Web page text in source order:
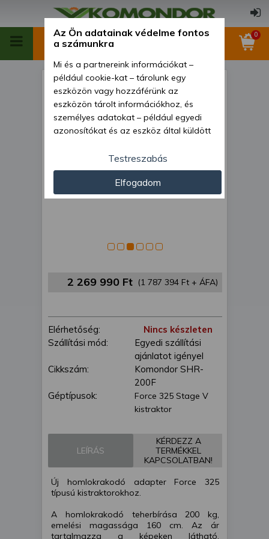
0
Homlokrakodó Force 325
típusú kistraktorokhoz,
Komondor
2 269 990 Ft (1 787 394 Ft + ÁFA)
Elérhetőség:
Nincs készleten
Szállítási mód:
Egyedi szállítási
ajánlatot igényel
Cikkszám:
Komondor SHR-
200F
Géptípusok:
Force 325 Stage V
kistraktor
LEÍRÁS
KÉRDEZZ A
TERMÉKKEL
KAPCSOLATBAN!
Új homlokrakodó adapter Force 325
típusú kistraktorokhoz.
A homlokrakodó teherbírása 200 kg,
emelési magassága 160 cm. Az ár
tartalmazza a képeken látható,
Az Ön adatainak védelme fontos
a számunkra
Mi és a partnereink információkat –
például cookie-kat – tárolunk egy
eszközön vagy hozzáférünk az
eszközön tárolt információkhoz, és
személyes adatokat – például egyedi
azonosítókat és az eszköz által küldött
személyre szabott hirdetések és
tartalom nyújtásához, hirdetés- és
tartalomméréshez, nézettségi adatok
gyűjtéséhez, valamint termékek
módszerrel szerzett pontos geolokációs
is felhasználhatunk. A megfelelő helyre
kattintva hozzájárulhat ahhoz, hogy mi
adatkezelést végezzünk. Másik
lehetőségként a hozzájárulás
megadása vagy elutasítása előtt
részletesebb információkhoz juthat, és
megváltoztathatja beállításait. Felhívjuk
figyelmét, hogy személyes adatainak
bizonyos kezeléséhez nem feltétlenül
szükséges az Ön hozzájárulása, de
adatkezelés ellen. A beállításai csak erre
a weboldalra érvényesek. Erre a
webhelyre visszatérve vagy az
adatvédelmi szabályzatunk segítségével
bármikor megváltoztathatja a
beállításait.
Testreszabás
Elfogadom